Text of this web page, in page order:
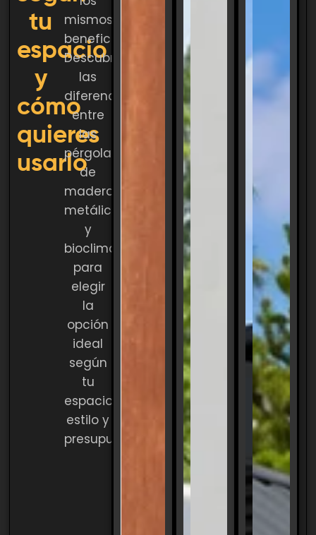
tu
espacio
y
cómo
quieres
usarlo
mismos
beneficios.
Descubre
las
diferencias
entre
las
pérgolas
de
madera,
metálicas
y
bioclimáticas
para
elegir
la
opción
ideal
según
tu
espacio,
estilo y
presupuesto.